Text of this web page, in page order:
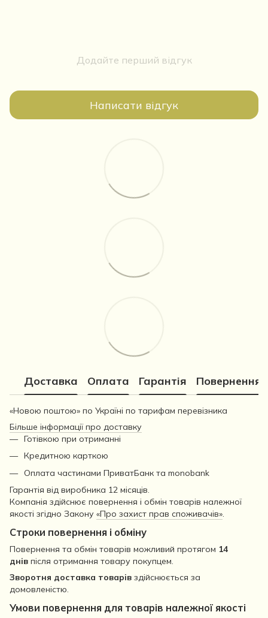
Додайте перший відгук
Написати відгук
Доставка Оплата Гарантія Повернення
«Новою поштою» по Україні по тарифам перевізника
Більше інформації про доставку
Готівкою при отриманні
Кредитною карткою
Оплата частинами ПриватБанк та monobank
Гарантія від виробника 12 місяців.
Компанія здійснює повернення і обмін товарів належної
якості згідно Закону «Про захист прав споживачів».
Строки повернення і обміну
Повернення та обмін товарів можливий протягом 14
днів після отримання товару покупцем.
Зворотня доставка товарів здійснюється за
домовленістю.
Умови повернення для товарів належної якості